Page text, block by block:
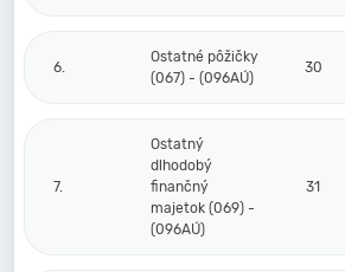
6.
Ostatné pôžičky
(067) - (096AÚ)
30
7.
Ostatný
dlhodobý
finančný
majetok (069) -
(096AÚ)
31